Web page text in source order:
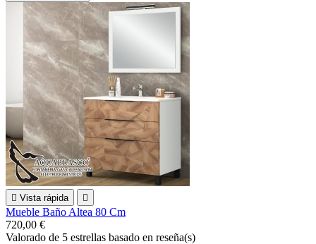
 Vista rápida 
Mueble Baño Altea 80 Cm
720,00 €
Valorado de 5 estrellas basado en reseña(s)